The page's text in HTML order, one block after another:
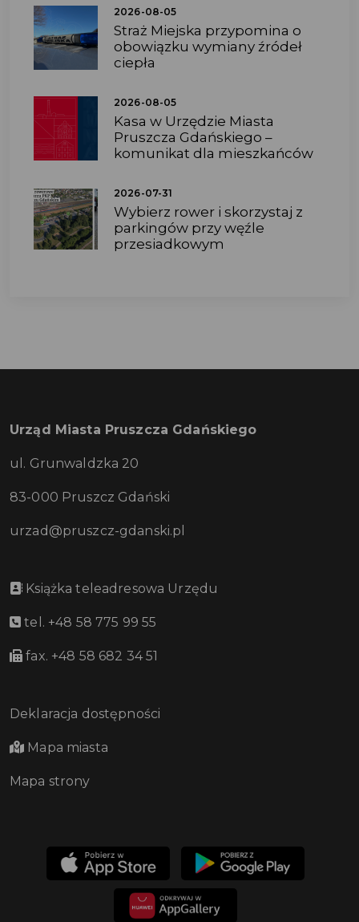
2026-08-05
Straż Miejska przypomina o
obowiązku wymiany źródeł
ciepła
2026-08-05
Kasa w Urzędzie Miasta
Pruszcza Gdańskiego –
komunikat dla mieszkańców
2026-07-31
Wybierz rower i skorzystaj z
parkingów przy węźle
przesiadkowym
Urząd Miasta Pruszcza Gdańskiego
ul. Grunwaldzka 20
83-000 Pruszcz Gdański
urzad@pruszcz-gdanski.pl
Książka teleadresowa Urzędu
tel. +48 58 775 99 55
fax. +48 58 682 34 51
Deklaracja dostępności
Mapa miasta
Mapa strony